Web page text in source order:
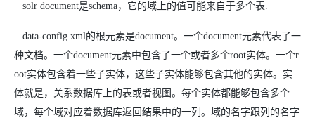
solr document是schema，它的域上的值可能来自于多个表.
data-config.xml的根元素是document。一个document元素代表了一
种文档。一个document元素中包含了一个或者多个root实体。一个r
oot实体包含着一些子实体，这些子实体能够包含其他的实体。实
体就是，关系数据库上的表或者视图。每个实体都能够包含多个
域，每个域对应着数据库返回结果中的一列。域的名字跟列的名字